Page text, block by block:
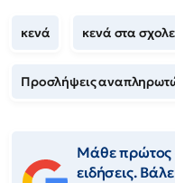
κενά κενά στα
Προσλήψεις
Μάθε πρώτος
ειδήσεις.